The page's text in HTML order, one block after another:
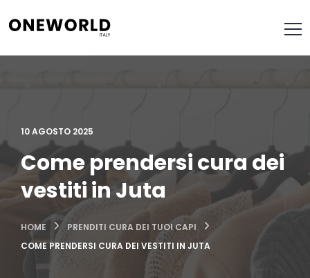
10 AGOSTO 2025
Come prendersi cura dei
vestiti in Juta
HOME
PRENDITI CURA DEI TUOI CAPI
COME PRENDERSI CURA DEI VESTITI IN JUTA